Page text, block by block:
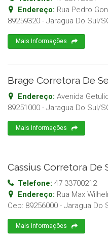
Endereço: Rua Pedro
89259320 - Jaragua Do Sul/
Mais Informações
Brage Corretora De
Endereço: Avenida
89251000 - Jaragua Do Sul/
Mais Informações
Cassius Corretora De
Telefone: 47 33700212
Endereço: Rua Max
Cep: 89256000 - Jaragua Do
Mais Informações